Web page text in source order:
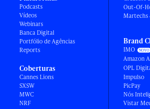
Podcasts
Vídeos
Webinars
Banca Digital
Portfólio de Agências
Reports
Coberturas
Cannes Lions
SXSW
MWC
NRF
Out-Of-
Martechs
Brand
IMO
Amazon
OPL
Impulso
PicPay
Nós
Vistar